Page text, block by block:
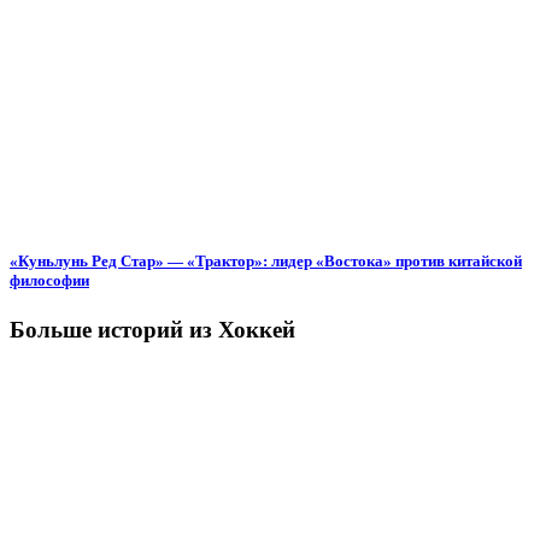
«Куньлунь Ред Стар» — «Трактор»: лидер «Востока» против китайской
философии
Больше историй из Хоккей